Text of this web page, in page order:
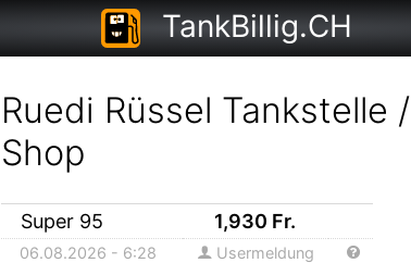
TankBillig.CH
Ruedi Rüssel Tankstelle /
Shop
Super 95 1,930 Fr.
06.08.2026 - 6:28 Usermeldung